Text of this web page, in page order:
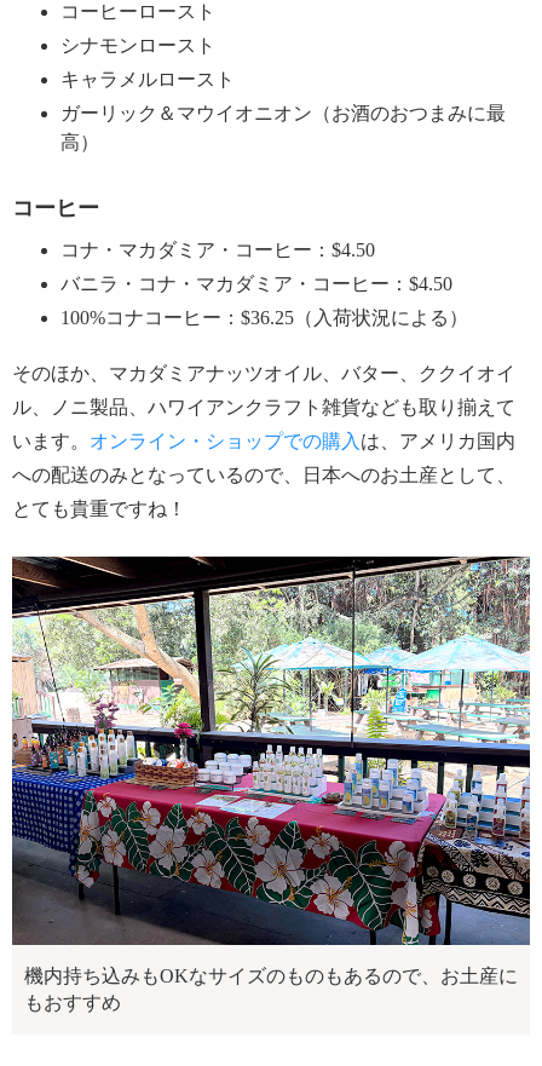
コーヒーロースト
シナモンロースト
キャラメルロースト
ガーリック＆マウイオニオン（お酒のおつまみに最
高）
コーヒー
コナ・マカダミア・コーヒー：$4.50
バニラ・コナ・マカダミア・コーヒー：$4.50
100%コナコーヒー：$36.25（入荷状況による）
そのほか、マカダミアナッツオイル、バター、ククイオイ
ル、ノニ製品、ハワイアンクラフト雑貨なども取り揃えて
います。 オンライン・ショップでの購入 は、アメリカ国内
への配送のみとなっているので、日本へのお土産として、
とても貴重ですね！
機内持ち込みもOKなサイズのものもあるので、お土産に
もおすすめ